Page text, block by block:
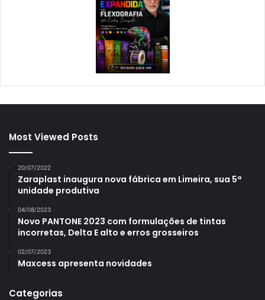
Most Viewed Posts
20/07/2022
Zaraplast inaugura nova fábrica em Limeira, sua 5ª
unidade produtiva
04/08/2023
Novo PANTONE 2023 com formulações de tintas
incorretas, Delta E alto e erros grosseiros
02/07/2023
Maxcess apresenta novidades
Categorias